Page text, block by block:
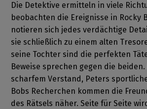
Die Detektive ermitteln in viele
beobachten die Ereignisse in Rocky
notieren sich jedes verdächtige
sie schließlich zu einem alten
seine Tochter sind die perfekten
Beweise sprechen gegen die beiden.
scharfem Verstand, Peters
Bobs Recherchen kommen die
des Rätsels näher. Seite für Seite